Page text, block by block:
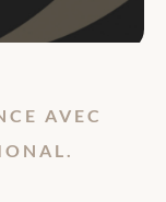
AVEC